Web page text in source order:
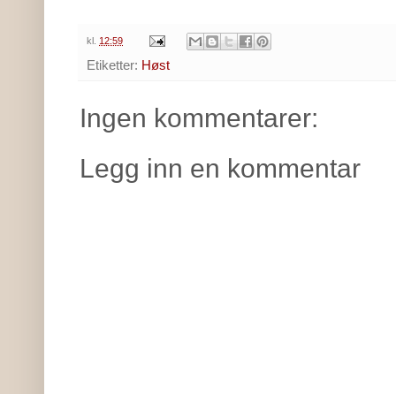
kl. 12:59
Etiketter: Høst
Ingen kommentarer:
Legg inn en kommentar